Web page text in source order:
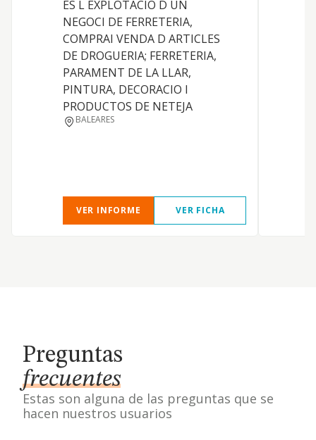
ES L EXPLOTACIO D UN
NEGOCI DE FERRETERIA,
COMPRAI VENDA D ARTICLES
DE DROGUERIA; FERRETERIA,
PARAMENT DE LA LLAR,
PINTURA, DECORACIO I
PRODUCTOS DE NETEJA
BALEARES
VER INFORME VER FICHA
Preguntas
frecuentes
Estas son alguna de las preguntas que se
hacen nuestros usuarios